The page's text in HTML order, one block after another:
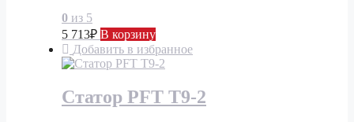
0 из 5
5 713₽ В корзину
Добавить в избранное
Статор PFT Т9-2